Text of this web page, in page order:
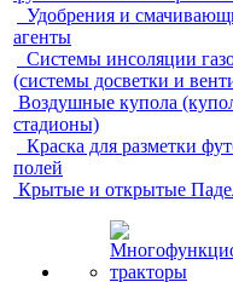
Удобрения и
агенты
Системы инсоляции
(системы досветки и
Воздушные купола
стадионы)
Краска для разметки
полей
Крытые и открытые